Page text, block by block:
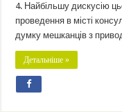
4. Найбільшу дискусію
проведення в місті
думку мешканців з
Детальніше »